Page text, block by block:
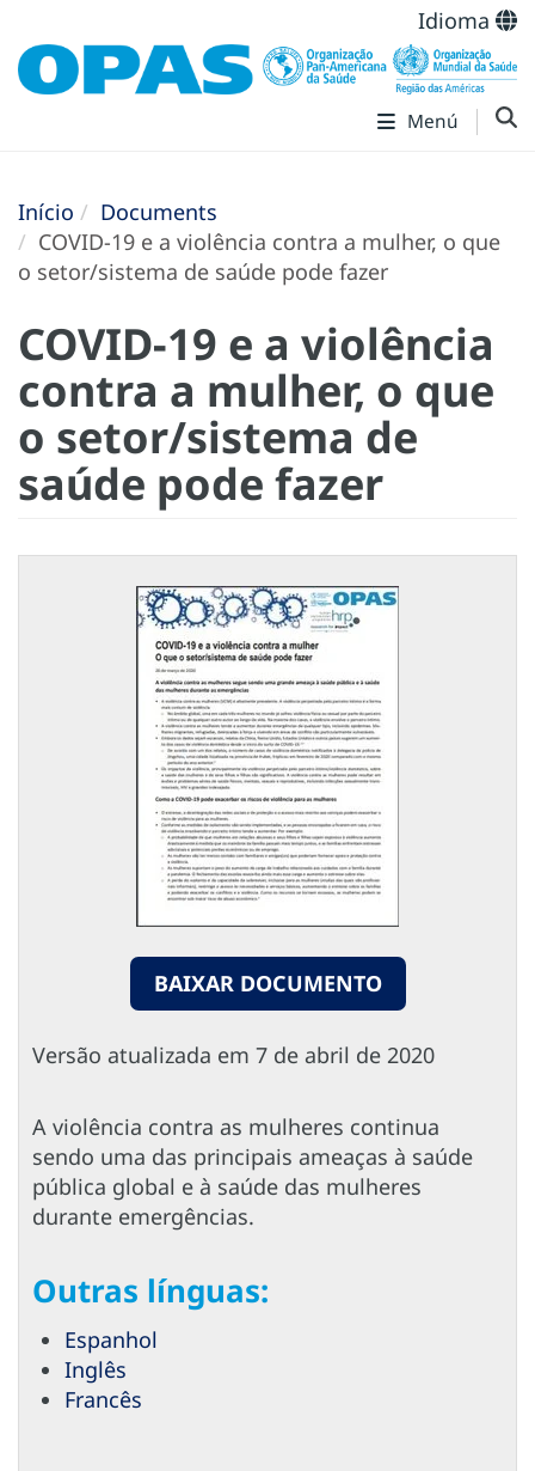
Idioma
Menú
Início
Documents
COVID-19 e a violência contra a mulher, o que
o setor/sistema de saúde pode fazer
COVID-19 e a violência
contra a mulher, o que
o setor/sistema de
saúde pode fazer
BAIXAR DOCUMENTO
Versão atualizada em 7 de abril de 2020
A violência contra as mulheres continua
sendo uma das principais ameaças à saúde
pública global e à saúde das mulheres
durante emergências.
Outras línguas:
Espanhol
Inglês
Francês